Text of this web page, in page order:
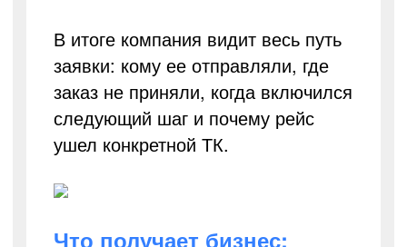
В итоге компания видит весь путь
заявки: кому ее отправляли, где
заказ не приняли, когда включился
следующий шаг и почему рейс
ушел конкретной ТК.
Что получает бизнес: